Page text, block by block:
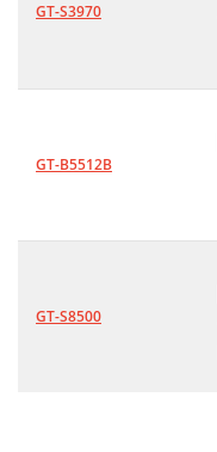
GT-S3970
GT-B5512B
GT-S8500